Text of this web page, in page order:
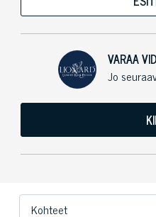
VARAA
Jo